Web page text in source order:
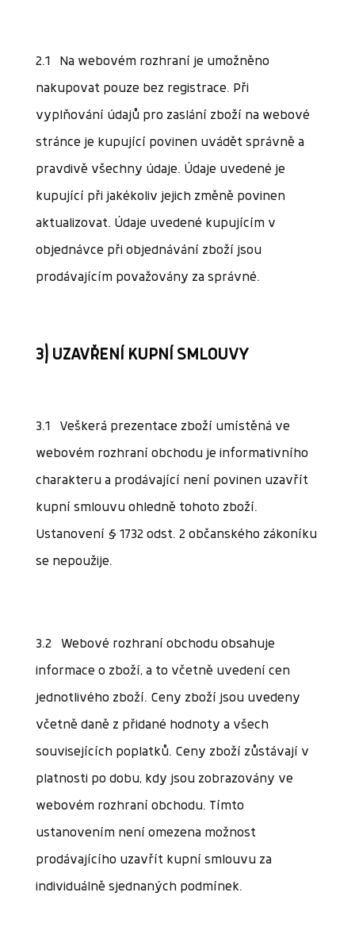
2.1 Na webovém rozhraní je umožněno
nakupovat pouze bez registrace. Při
vyplňování údajů pro zaslání zboží na webové
stránce je kupující povinen uvádět správně a
pravdivě všechny údaje. Údaje uvedené je
kupující při jakékoliv jejich změně povinen
aktualizovat. Údaje uvedené kupujícím v
objednávce při objednávání zboží jsou
prodávajícím považovány za správné.
3) UZAVŘENÍ KUPNÍ SMLOUVY
3.1 Veškerá prezentace zboží umístěná ve
webovém rozhraní obchodu je informativního
charakteru a prodávající není povinen uzavřít
kupní smlouvu ohledně tohoto zboží.
Ustanovení § 1732 odst. 2 občanského zákoníku
se nepoužije.
3.2 Webové rozhraní obchodu obsahuje
informace o zboží, a to včetně uvedení cen
jednotlivého zboží. Ceny zboží jsou uvedeny
včetně daně z přidané hodnoty a všech
souvisejících poplatků. Ceny zboží zůstávají v
platnosti po dobu, kdy jsou zobrazovány ve
webovém rozhraní obchodu. Tímto
ustanovením není omezena možnost
prodávajícího uzavřít kupní smlouvu za
individuálně sjednaných podmínek.